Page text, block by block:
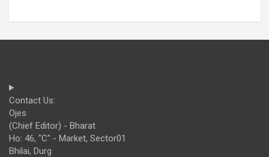
Contact Us:
Ojes
(Chief Editor) - Bharat
Ho: 46, "C" - Market, Sector01
Bhilai, Durg